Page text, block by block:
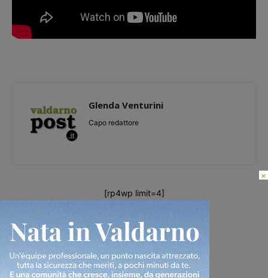
Glenda Venturini
Capo redattore
[rp4wp limit=4]
TAGS guida al voto
×